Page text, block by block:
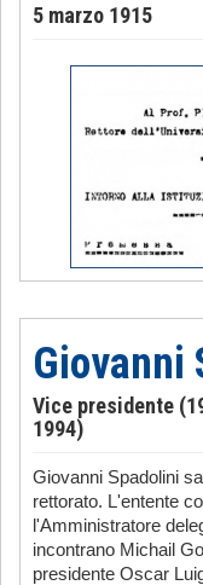
5 marzo 1915
Giovanni
Vice presidente
1994)
Giovanni Spadolini
rettorato. L'entente
l'Amministratore
incontrano Michail
presidente Oscar